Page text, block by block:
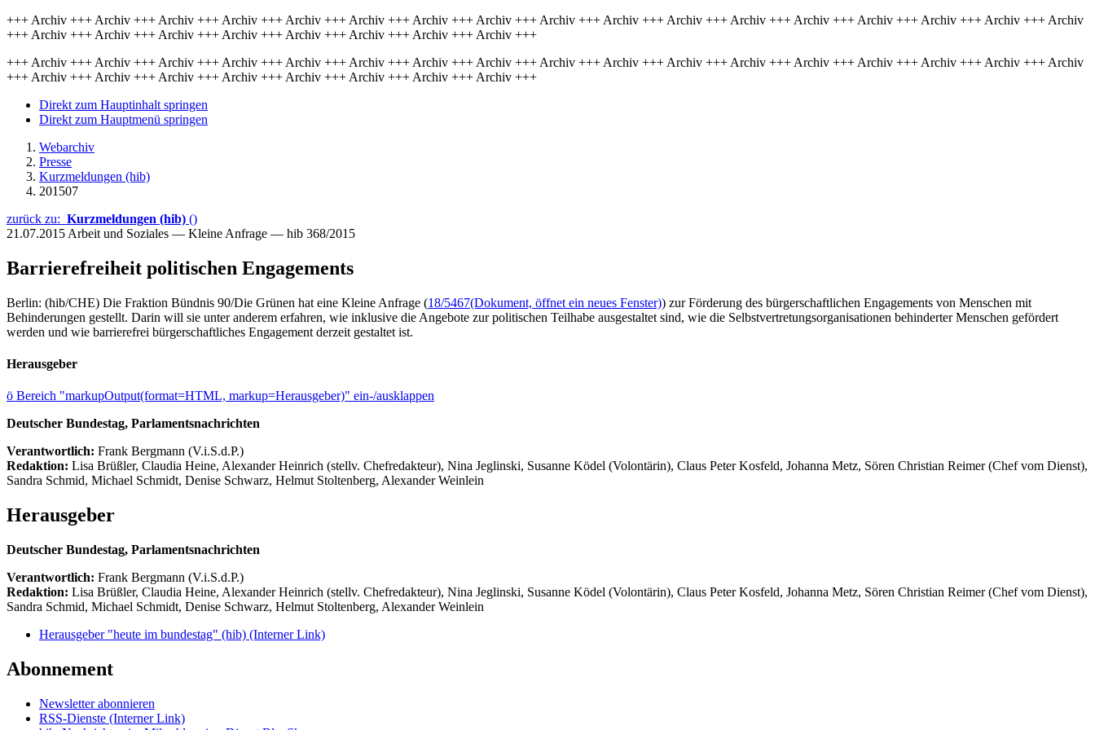
+++ Archiv +++ Archiv +++ Archiv +++ Archiv +++ Archiv +++ Archiv +++ Archiv +++ Archiv +++ Archiv +++ Archiv +++ Archiv +++ Archiv +++ Archiv +++ Archiv +++ Archiv +++ Archiv +++ Archiv
+++ Archiv +++ Archiv +++ Archiv +++ Archiv +++ Archiv +++ Archiv +++ Archiv +++ Archiv +++
+++ Archiv +++ Archiv +++ Archiv +++ Archiv +++ Archiv +++ Archiv +++ Archiv +++ Archiv +++ Archiv +++ Archiv +++ Archiv +++ Archiv +++ Archiv +++ Archiv +++ Archiv +++ Archiv +++ Archiv
+++ Archiv +++ Archiv +++ Archiv +++ Archiv +++ Archiv +++ Archiv +++ Archiv +++ Archiv +++
Direkt zum Hauptinhalt springen
Direkt zum Hauptmenü springen
Webarchiv
Presse
Kurzmeldungen (hib)
201507
zurück zu: Kurzmeldungen (hib) ()
21.07.2015 Arbeit und Soziales — Kleine Anfrage — hib 368/2015
Barrierefreiheit politischen Engagements
Berlin: (hib/CHE) Die Fraktion Bündnis 90/Die Grünen hat eine Kleine Anfrage (18/5467(Dokument, öffnet ein neues Fenster)) zur Förderung des bürgerschaftlichen Engagements von Menschen mit
Behinderungen gestellt. Darin will sie unter anderem erfahren, wie inklusive die Angebote zur politischen Teilhabe ausgestaltet sind, wie die Selbstvertretungsorganisationen behinderter Menschen gefördert
werden und wie barrierefrei bürgerschaftliches Engagement derzeit gestaltet ist.
Herausgeber
ö Bereich "markupOutput(format=HTML, markup=Herausgeber)" ein-/ausklappen
Deutscher Bundestag, Parlamentsnachrichten
Verantwortlich: Frank Bergmann (V.i.S.d.P.)
Redaktion: Lisa Brüßler, Claudia Heine, Alexander Heinrich (stellv. Chefredakteur), Nina Jeglinski, Susanne Ködel (Volontärin), Claus Peter Kosfeld, Johanna Metz, Sören Christian Reimer (Chef vom Dienst),
Sandra Schmid, Michael Schmidt, Denise Schwarz, Helmut Stoltenberg, Alexander Weinlein
Herausgeber
Deutscher Bundestag, Parlamentsnachrichten
Verantwortlich: Frank Bergmann (V.i.S.d.P.)
Redaktion: Lisa Brüßler, Claudia Heine, Alexander Heinrich (stellv. Chefredakteur), Nina Jeglinski, Susanne Ködel (Volontärin), Claus Peter Kosfeld, Johanna Metz, Sören Christian Reimer (Chef vom Dienst),
Sandra Schmid, Michael Schmidt, Denise Schwarz, Helmut Stoltenberg, Alexander Weinlein
Herausgeber "heute im bundestag" (hib) (Interner Link)
Abonnement
Newsletter abonnieren
RSS-Dienste (Interner Link)